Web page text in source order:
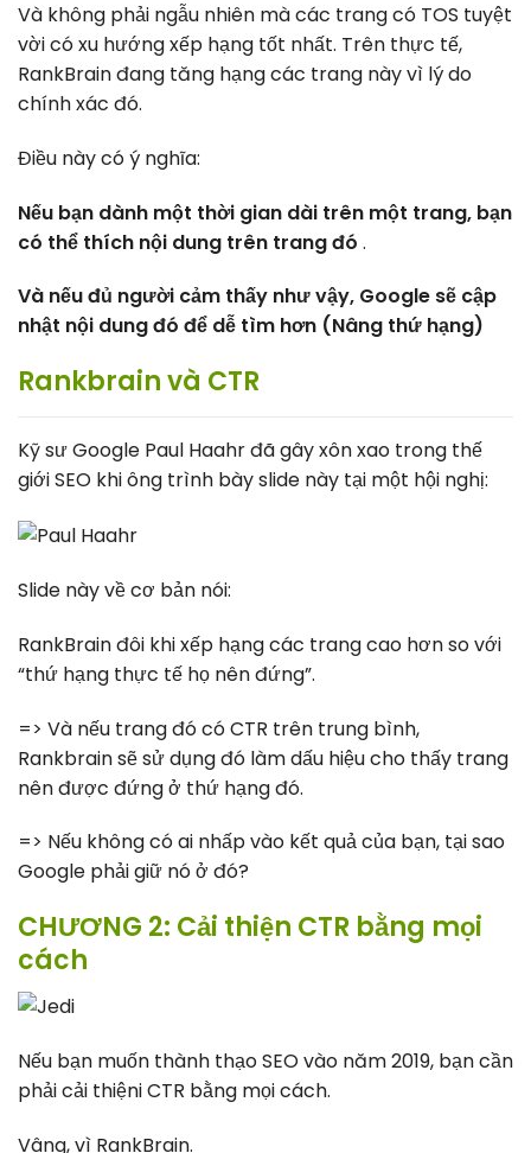
Và không phải ngẫu nhiên mà các trang có TOS tuyệt
vời có xu hướng xếp hạng tốt nhất. Trên thực tế,
RankBrain đang tăng hạng các trang này vì lý do
chính xác đó.
Điều này có ý nghĩa:
Nếu bạn dành một thời gian dài trên một trang, bạn
có thể thích nội dung trên trang đó .
Và nếu đủ người cảm thấy như vậy, Google sẽ cập
nhật nội dung đó để dễ tìm hơn (Nâng thứ hạng)
Rankbrain và CTR
Kỹ sư Google Paul Haahr đã gây xôn xao trong thế
giới SEO khi ông trình bày slide này tại một hội nghị:
Slide này về cơ bản nói:
RankBrain đôi khi xếp hạng các trang cao hơn so với
“thứ hạng thực tế họ nên đứng”.
=> Và nếu trang đó có CTR trên trung bình,
Rankbrain sẽ sử dụng đó làm dấu hiệu cho thấy trang
nên được đứng ở thứ hạng đó.
=> Nếu không có ai nhấp vào kết quả của bạn, tại sao
Google phải giữ nó ở đó?
CHƯƠNG 2: Cải thiện CTR bằng mọi
cách
Nếu bạn muốn thành thạo SEO vào năm 2019, bạn cần
phải cải thiệni CTR bằng mọi cách.
Vâng, vì RankBrain.